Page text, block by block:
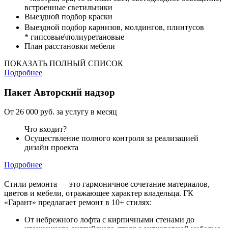
встроенные светильники
Выездной подбор краски
Выездной подбор карнизов, молдингов, плинтусов
* гипсовые\полиуретановые
План расстановки мебели
ПОКАЗАТЬ ПОЛНЫЙ СПИСОК
Подробнее
ПакетАвторский надзор
От 26 000 руб. за услугу в месяц
Что входит?
Осуществление полного контроля за реализацией
дизайн проекта
Подробнее
Стили ремонта — это гармоничное сочетание материалов,
цветов и мебели, отражающее характер владельца. ГК
«Гарант» предлагает ремонт в 10+ стилях:
От небрежного лофта с кирпичными стенами до